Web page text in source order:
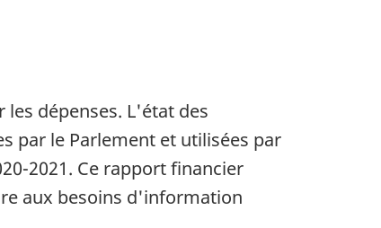
dépenses. L'état des
par le Parlement et utilisées par
2021. Ce rapport financier
aux besoins d'information